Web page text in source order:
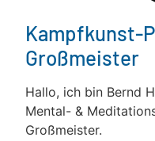
Kampfkunst-
Großmeister
Hallo, ich bin Bernd
Mental- &
Großmeister.